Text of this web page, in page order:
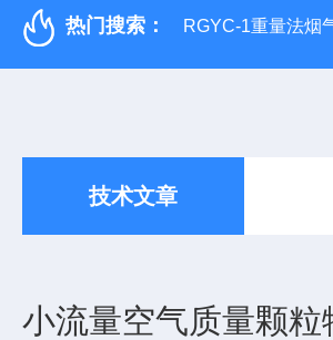
热门搜索： RGYC-1重量法烟
技术文章
小流量空气质量颗粒